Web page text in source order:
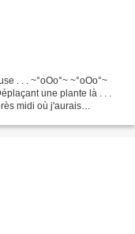
. . . ~°oOo°~ ~°oOo°~
une plante là . . .
midi où j'aurais